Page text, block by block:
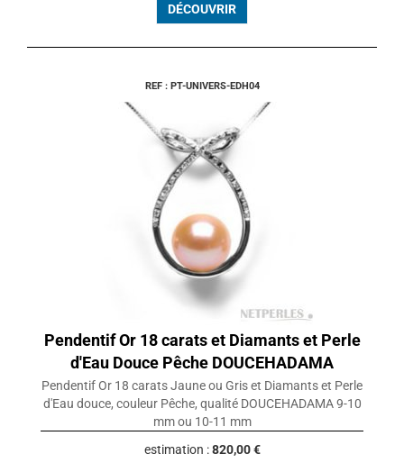
DÉCOUVRIR
REF : PT-UNIVERS-EDH04
Pendentif Or 18 carats et Diamants et Perle
d'Eau Douce Pêche DOUCEHADAMA
Pendentif Or 18 carats Jaune ou Gris et Diamants et Perle
d'Eau douce, couleur Pêche, qualité DOUCEHADAMA 9-10
mm ou 10-11 mm
estimation :820,00 €